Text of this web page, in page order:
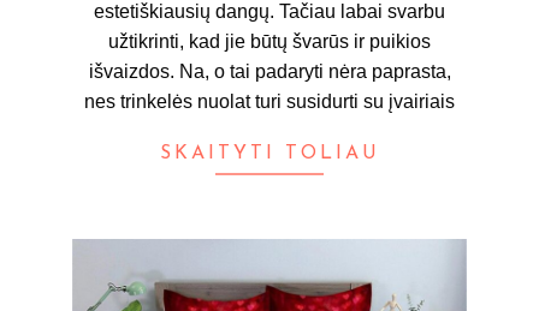
estetiškiausių dangų. Tačiau labai svarbu
užtikrinti, kad jie būtų švarūs ir puikios
išvaizdos. Na, o tai padaryti nėra paprasta,
nes trinkelės nuolat turi susidurti su įvairiais
SKAITYTI TOLIAU